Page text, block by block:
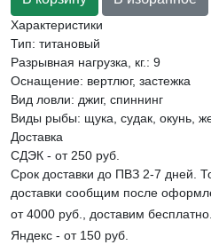
Характеристики
Тип: титановый
Разрывная нагрузка, кг.: 9
Оснащение: вертлюг, застежка
Вид ловли: джиг, спиннинг
Виды рыбы: щука, судак, окунь,
Доставка
СДЭК - от 250 руб.
Срок доставки до ПВЗ 2-7 дней.
доставки сообщим после
от 4000 руб., доставим бесплатно.
Яндекс - от 150 руб.